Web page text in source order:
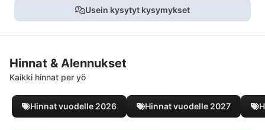
Usein kysytyt kysymykset
Hinnat & Alennukset
Kaikki hinnat per yö
Hinnat vuodelle 2026 Hinnat vuodelle 2027